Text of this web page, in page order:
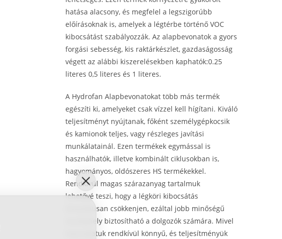
hatása alacsony, és megfelel a legszigorúbb
előírásoknak is, amelyek a légtérbe történő VOC
kibocsátást szabályozzák. Az alapbevonatok a gyors
forgási sebesség, kis raktárkészlet, gazdaságosság
végett az alábbi kiszerelésekben kaphatók:0.25
literes 0,5 literes és 1 literes.
A Hydrofan Alapbevonatokat több más termék
egészíti ki, amelyeket csak vízzel kell hígítani. Kiváló
teljesítményt nyújtanak, főként személygépkocsik
és kamionok teljes, vagy részleges javítási
munkálatainál. Ezen termékek egymással is
használhatók, illetve kombinált ciklusokban is,
hagyományos, oldószeres HS termékekkel.
Rendkívül magas szárazanyag tartalmuk
lehetővé teszi, hogy a légköri kibocsátás
drasztikusan csökkenjen, ezáltal jobb minőségű
munkahely biztosítható a dolgozók számára. Mivel
használatuk rendkívül könnyű, és teljesítményük